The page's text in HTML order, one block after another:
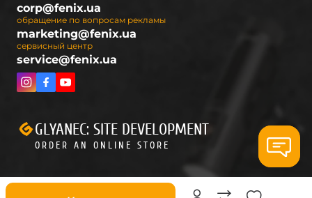
corp@fenix.ua
обращение по вопросам рекламы
marketing@fenix.ua
сервисный центр
service@fenix.ua
GLYANEC: SITE DEVELOPMENT
ORDER AN ONLINE STORE